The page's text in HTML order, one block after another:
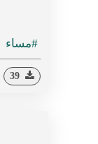
#مساء